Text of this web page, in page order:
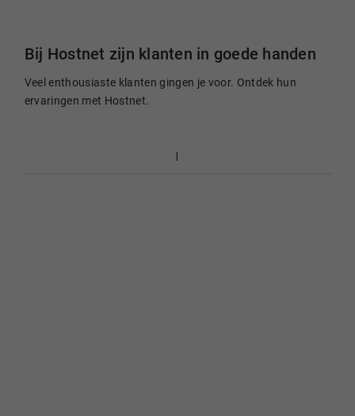
Bij Hostnet zijn klanten in goede handen
Veel enthousiaste klanten gingen je voor. Ontdek hun
ervaringen met Hostnet.